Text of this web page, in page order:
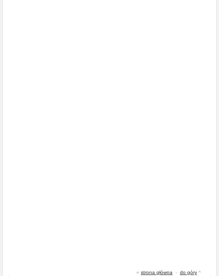
« strona główna - do góry ^